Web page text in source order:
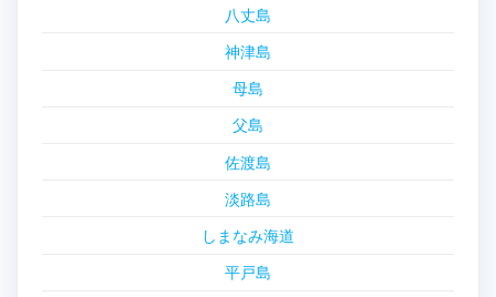
八丈島
神津島
母島
父島
佐渡島
淡路島
しまなみ海道
平戸島